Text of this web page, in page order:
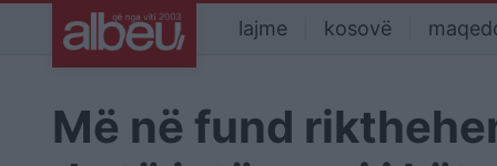
lajme kosovë
Më në fund